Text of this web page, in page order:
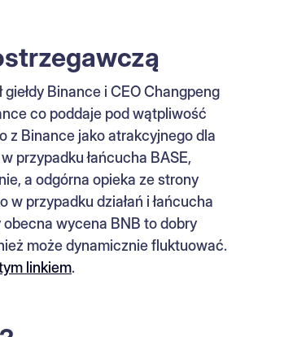
Binance i CEO Changpeng
co poddaje pod wątpliwość
z Binance jako atrakcyjnego dla
przypadku łańcucha BASE,
a odgórna opieka ze strony
przypadku działań i łańcucha
wycena BNB to dobry
może dynamicznie fluktuować.
linkiem.